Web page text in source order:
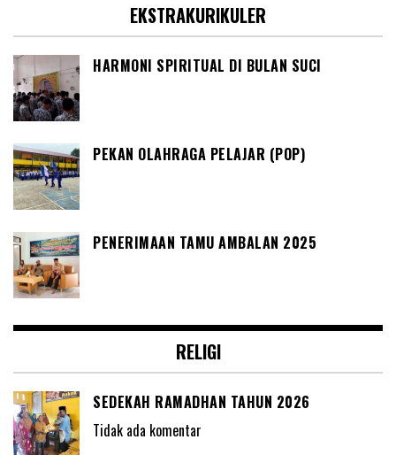
EKSTRAKURIKULER
HARMONI SPIRITUAL DI BULAN SUCI
PEKAN OLAHRAGA PELAJAR (POP)
PENERIMAAN TAMU AMBALAN 2025
RELIGI
SEDEKAH RAMADHAN TAHUN 2026
Tidak ada komentar